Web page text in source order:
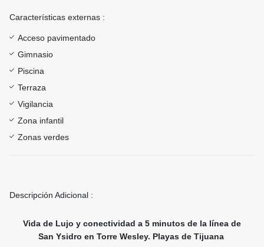
Características externas :
Acceso pavimentado
Gimnasio
Piscina
Terraza
Vigilancia
Zona infantil
Zonas verdes
Descripción Adicional :
Vida de Lujo y conectividad a 5 minutos de la línea de
San Ysidro en Torre Wesley. Playas de Tijuana